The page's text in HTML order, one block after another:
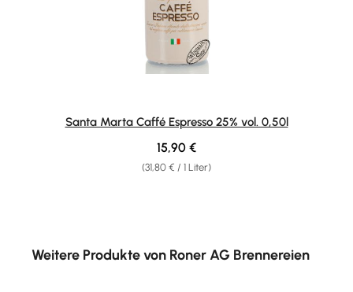
Santa Marta Caffé Espresso 25% vol. 0,50l
(31,80 € / 1 Liter)
Regulärer Preis:
15,90 €
Weitere Produkte von Roner AG Brennereien